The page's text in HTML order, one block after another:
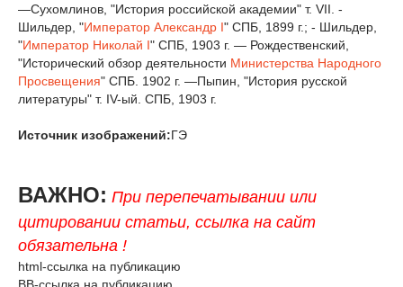
—Сухомлинов, "История российской академии" т. VII. -
Шильдер, "Император Александр I" СПБ, 1899 г.; - Шильдер,
"Император Николай I" СПБ, 1903 г. — Рождественский,
"Исторический обзор деятельности Министерства Народного
Просвещения" СПБ. 1902 г. —Пыпин, "История русской
литературы" т. IV-ый. СПБ, 1903 г.
Источник изображений:ГЭ
ВАЖНО: При перепечатывании или
цитировании статьи, ссылка на сайт
обязательна !
html-ссылка на публикацию